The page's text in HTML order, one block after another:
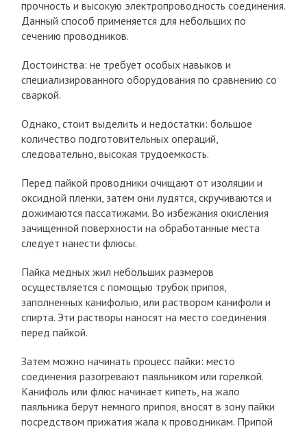
прочность и высокую электропроводность соединения.
Данный способ применяется для небольших по
сечению проводников.
Достоинства: не требует особых навыков и
специализированного оборудования по сравнению со
сваркой.
Однако, стоит выделить и недостатки: большое
количество подготовительных операций,
следовательно, высокая трудоемкость.
Перед пайкой проводники очищают от изоляции и
оксидной пленки, затем они лудятся, скручиваются и
дожимаются пассатижами. Во избежания окисления
зачищенной поверхности на обработанные места
следует нанести флюсы.
Пайка медных жил небольших размеров
осуществляется с помощью трубок припоя,
заполненных канифолью, или раствором канифоли и
спирта. Эти растворы наносят на место соединения
перед пайкой.
Затем можно начинать процесс пайки: место
соединения разогревают паяльником или горелкой.
Канифоль или флюс начинает кипеть, на жало
паяльника берут немного припоя, вносят в зону пайки
посредством прижатия жала к проводникам. Припой